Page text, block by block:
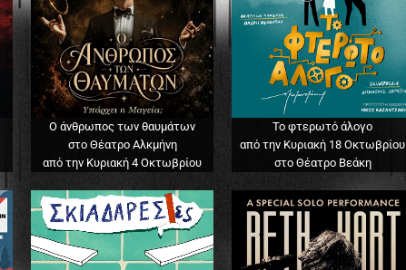
Ο άνθρωπος των θαυμάτων
στο Θέατρο Αλκμήνη
από την Κυριακή 4 Οκτωβρίου
Το φτερωτό άλογο
από την Κυριακή 18 Οκτωβρίου
στο Θέατρο Βεάκη